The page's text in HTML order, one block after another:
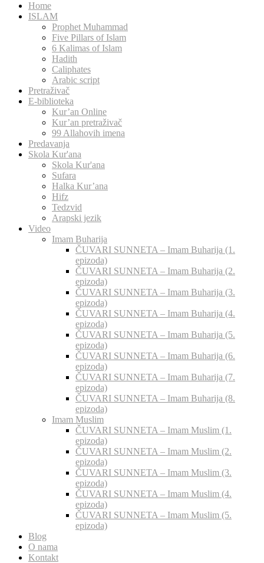
Home
ISLAM
Prophet Muhammad
Five Pillars of Islam
6 Kalimas of Islam
Hadith
Caliphates
Arabic script
Pretraživač
E-biblioteka
Kur’an Online
Kur’an pretraživač
99 Allahovih imena
Predavanja
Skola Kur'ana
Skola Kur'ana
Sufara
Halka Kur’ana
Hifz
Tedzvid
Arapski jezik
Video
Imam Buharija
ČUVARI SUNNETA – Imam Buharija (1.
epizoda)
ČUVARI SUNNETA – Imam Buharija (2.
epizoda)
ČUVARI SUNNETA – Imam Buharija (3.
epizoda)
ČUVARI SUNNETA – Imam Buharija (4.
epizoda)
ČUVARI SUNNETA – Imam Buharija (5.
epizoda)
ČUVARI SUNNETA – Imam Buharija (6.
epizoda)
ČUVARI SUNNETA – Imam Buharija (7.
epizoda)
ČUVARI SUNNETA – Imam Buharija (8.
epizoda)
Imam Muslim
ČUVARI SUNNETA – Imam Muslim (1.
epizoda)
ČUVARI SUNNETA – Imam Muslim (2.
epizoda)
ČUVARI SUNNETA – Imam Muslim (3.
epizoda)
ČUVARI SUNNETA – Imam Muslim (4.
epizoda)
ČUVARI SUNNETA – Imam Muslim (5.
epizoda)
Blog
O nama
Kontakt